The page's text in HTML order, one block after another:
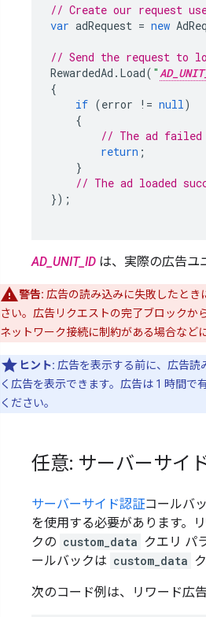
// Create our request
var adRequest = new
// Send the request to
RewardedAd . Load( "
{
if (error != null)
{
// The ad failed
return ;
}
// The ad loaded
});
AD_UNIT_ID は、実際の広告ユ
警告: 広告の読み込みに失敗したと
さい。広告リクエストの完了ブロックか
ネットワーク接続に制約がある場合など
ヒント: 広告を表示する前に、広告
く広告を表示できます。広告は 1 時間
ください。
任意: サーバーサイ
サーバーサイド認証コールバ
を使用する必要があります。
クの custom_data クエリ パ
ールバックは custom_data
次のコード例は、リワード広